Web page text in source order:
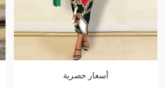
أسعار حصرية